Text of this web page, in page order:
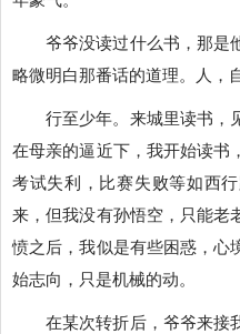
爷爷没读过什么书，那是
略微明白那番话的道理。人，
行至少年。来城里读书，
在母亲的逼近下，我开始读书
考试失利，比赛失败等如西
来，但我没有孙悟空，只能老
愤之后，我似是有些困惑，心
始志向，只是机械的动。
在某次转折后，爷爷来接